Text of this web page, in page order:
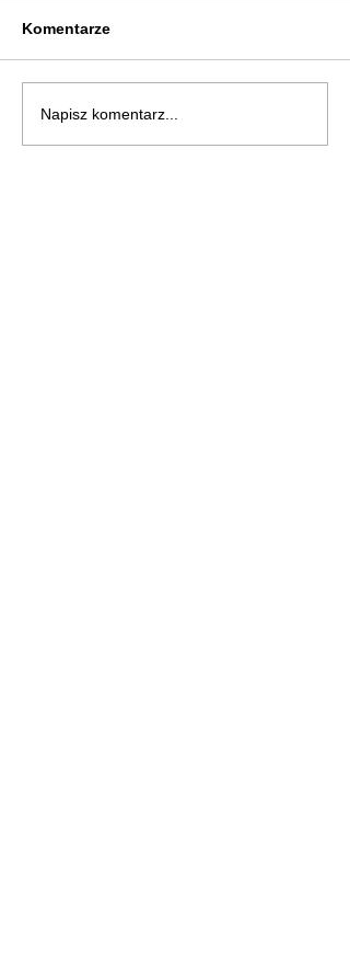
Komentarze
Napisz komentarz...